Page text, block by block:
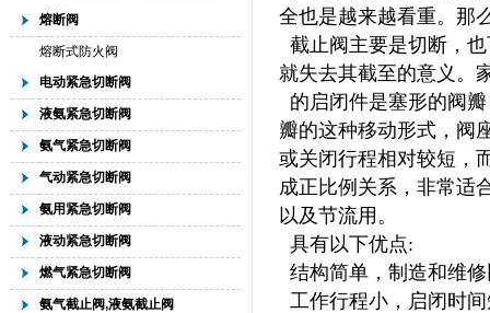
熔断阀
熔断式防火阀
电动紧急切断阀
液氨紧急切断阀
氨气紧急切断阀
气动紧急切断阀
氨用紧急切断阀
液动紧急切断阀
燃气紧急切断阀
氨气截止阀,液氨截止阀
全也是越来越看重。那
截止阀主要是切断，
就失去其截至的意义。
的启闭件是塞形的阀
瓣的这种移动形式，阀
或关闭行程相对较短，
成正比例关系，非常适
以及节流用。
具有以下优点:
结构简单，制造和维
工作行程小，启闭时